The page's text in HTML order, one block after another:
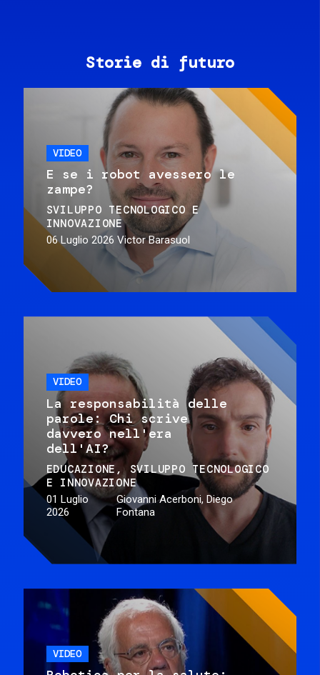
Storie di futuro
VIDEO
E se i robot avessero le
zampe?
SVILUPPO TECNOLOGICO E
INNOVAZIONE
06 Luglio 2026 Victor Barasuol
VIDEO
La responsabilità delle
parole: Chi scrive
davvero nell'era
dell'AI?
EDUCAZIONE
SVILUPPO TECNOLOGICO
E INNOVAZIONE
01 Luglio
2026
Giovanni Acerboni, Diego
Fontana
VIDEO